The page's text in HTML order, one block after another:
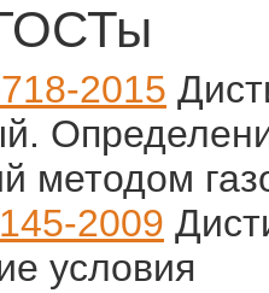
2015
методом
2009
условия